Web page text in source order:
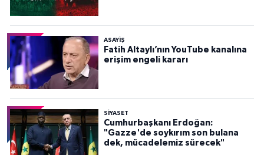
ASAYİŞ
Fatih Altaylı’nın YouTube kanalına
erişim engeli kararı
SİYASET
Cumhurbaşkanı Erdoğan:
"Gazze'de soykırım son bulana
dek, mücadelemiz sürecek"